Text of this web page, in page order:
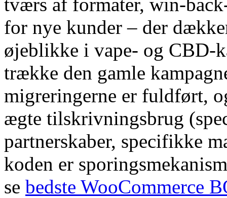
for nye kunder – der
øjeblikke i vape- og CBD-
trække den gamle
migreringerne er fuldført,
ægte tilskrivningsbrug
partnerskaber, specifikke
koden er
se bedste WooCommerce